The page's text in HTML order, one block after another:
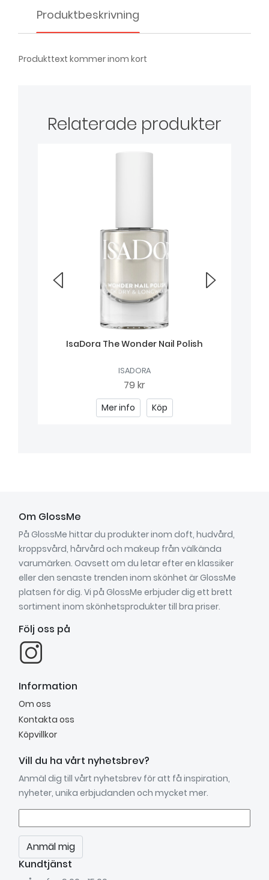
Produktbeskrivning
Produkttext kommer inom kort
Relaterade produkter
IsaDora The Wonder Nail Polish
ISADORA
79 kr
Mer info Köp
Om GlossMe
På GlossMe hittar du produkter inom doft, hudvård,
kroppsvård, hårvård och makeup från välkända
varumärken. Oavsett om du letar efter en klassiker
eller den senaste trenden inom skönhet är GlossMe
platsen för dig. Vi på GlossMe erbjuder dig ett brett
sortiment inom skönhetsprodukter till bra priser.
Följ oss på
Information
Om oss
Kontakta oss
Köpvillkor
Vill du ha vårt nyhetsbrev?
Anmäl dig till vårt nyhetsbrev för att få inspiration,
nyheter, unika erbjudanden och mycket mer.
Anmäl mig
Kundtjänst